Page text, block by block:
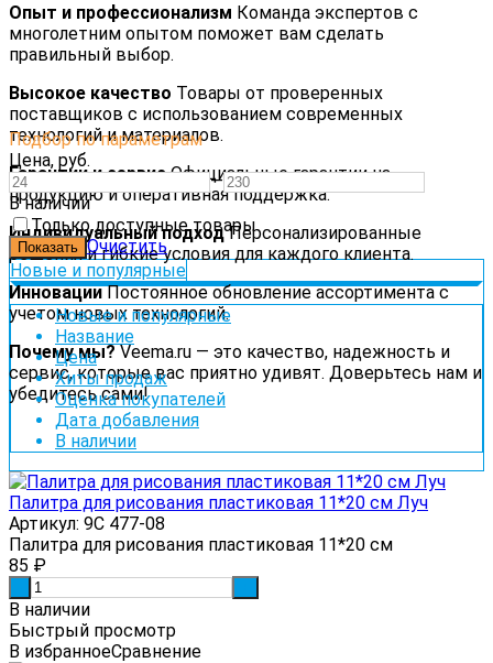
Опыт и профессионализм Команда экспертов с
многолетним опытом поможет вам сделать
правильный выбор.
Высокое качество Товары от проверенных
поставщиков с использованием современных
технологий и материалов.
Гарантии и сервисОфициальные гарантии на
продукцию и оперативная поддержка.
Индивидуальный подходПерсонализированные
решения и гибкие условия для каждого клиента.
ИнновацииПостоянное обновление ассортимента с
учетом новых технологий.
Почему мы?Veema.ru — это качество, надежность и
сервис, которые вас приятно удивят. Доверьтесь нам и
убедитесь сами!
Подбор по параметрам
Цена, руб.
—
В наличии
Только доступные товары
Очистить
Новые и популярные
Новые и популярные
Название
Цена
Хиты продаж
Оценка покупателей
Дата добавления
В наличии
Палитра для рисования пластиковая 11*20 см Луч
Артикул: 9С 477-08
Палитра для рисования пластиковая 11*20 см
85 ₽
В наличии
Быстрый просмотр
В избранноеСравнение